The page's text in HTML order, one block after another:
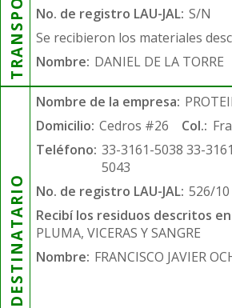
No. de registro LAU-JAL: S/N
Se recibieron los materiales
Nombre: DANIEL DE LA TORRE
DESTINATARIO
Nombre de la empresa:
Domicilio: Cedros #26 Col.:
Teléfono: 33-3161-5038 33-
5043
No. de registro LAU-JAL: 526/10
Recibí los residuos descritos
PLUMA, VICERAS Y SANGRE
Nombre: FRANCISCO JAVIER